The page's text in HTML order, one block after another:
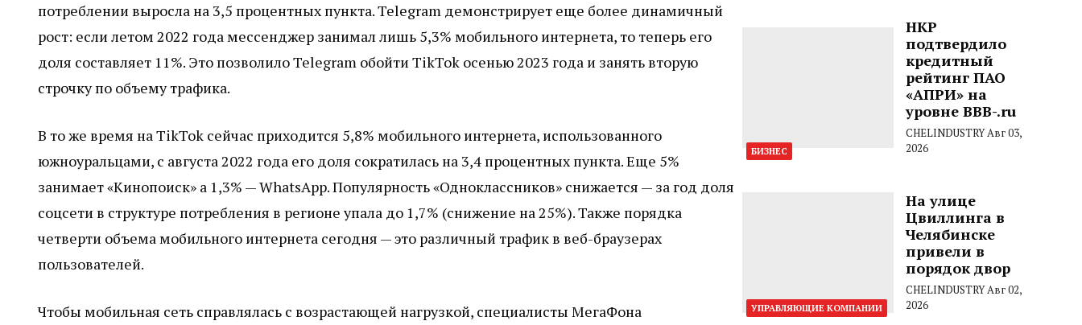
потреблении выросла на 3,5 процентных пункта. Telegram демонстрирует еще более динамичный
рост: если летом 2022 года мессенджер занимал лишь 5,3% мобильного интернета, то теперь его
доля составляет 11%. Это позволило Telegram обойти TikTok осенью 2023 года и занять вторую
строчку по объему трафика.
В то же время на TikTok сейчас приходится 5,8% мобильного интернета, использованного
южноуральцами, с августа 2022 года его доля сократилась на 3,4 процентных пункта. Еще 5%
занимает «Кинопоиск» а 1,3% — WhatsApp. Популярность «Одноклассников» снижается — за год доля
соцсети в структуре потребления в регионе упала до 1,7% (снижение на 25%). Также порядка
четверти объема мобильного интернета сегодня — это различный трафик в веб-браузерах
пользователей.
Чтобы мобильная сеть справлялась с возрастающей нагрузкой, специалисты МегаФона
БИЗНЕС
НКР
подтвердило
кредитный
рейтинг ПАО
«АПРИ» на
уровне BBB-.ru
CHELINDUSTRYАвг 03,
2026
УПРАВЛЯЮЩИЕ КОМПАНИИ
На улице
Цвиллинга в
Челябинске
привели в
порядок двор
CHELINDUSTRYАвг 02,
2026